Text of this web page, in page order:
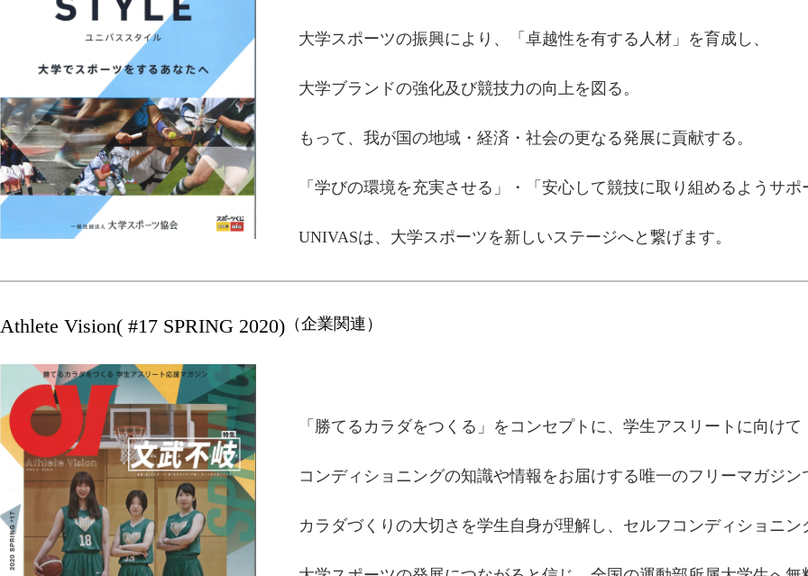
大学スポーツの振興により、「卓越性を有する人材」を育成し、
大学ブランドの強化及び競技力の向上を図る。
もって、我が国の地域・経済・社会の更なる発展に貢献する。
「学びの環境を充実させる」・「安心して競技に取り組めるようサ
UNIVASは、大学スポーツを新しいステージへと繋げます。
Athlete Vision( #17 SPRING 2020) （企業関連）
「勝てるカラダをつくる」をコンセプトに、学生アスリートに向けて
コンディショニングの知識や情報をお届けする唯一のフリーマガジン
カラダづくりの大切さを学生自身が理解し、セルフコンディショニ